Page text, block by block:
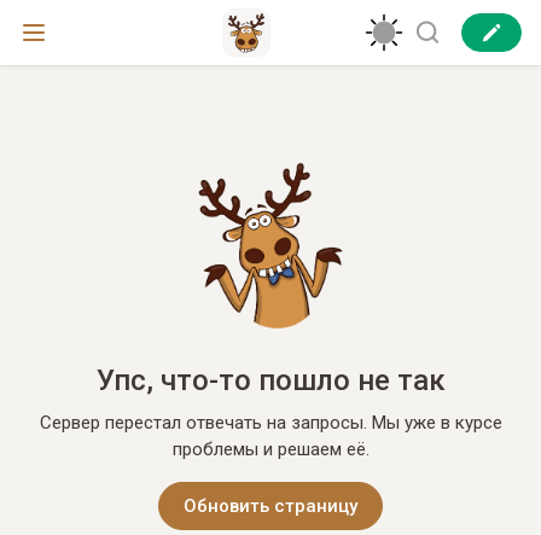
Упс, что-то пошло не так
Сервер перестал отвечать на запросы. Мы уже в курсе
проблемы и решаем её.
Обновить страницу